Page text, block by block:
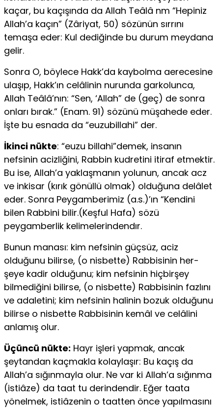
kaçar, bu kaçışında da Allah Teâlâ nm “Hepiniz
Allah’a kaçın” (Zâriyat, 50) sözünün sırrını
temaşa eder: Kul dediğinde bu durum meydana
gelir.
Sonra O, böylece Hakk’da kaybolma aerecesine
ulaşıp, Hakk’ın celâlinin nurunda garkolunca,
Allah Teâlâ’nın: “Sen, ‘Allah” de (geç) de sonra
onları bırak.” (Enam. 91) sözünü müşahede eder.
İşte bu esnada da “euzubillahi” der.
İkinci nükte: “euzu billahi”demek, insanın
nefsinin acizliğini, Rabbin kudretini itiraf etmektir.
Bu ise, Allah’a yaklaşmanın yolunun, ancak acz
ve inkisar (kırık gönüllü olmak) olduğuna delâlet
eder. Sonra Peygamberimiz (a.s.)’ın “Kendini
bilen Rabbini bilir.(Keşful Hafa) sözü
peygamberlik kelimelerindendır.
Bunun manası: kim nefsinin güçsüz, aciz
olduğunu bilirse, (o nisbette) Rabbisinin her-
şeye kadir olduğunu; kim nefsinin hiçbirşey
bilmediğini bilirse, (o nisbette) Rabbisinin fazlını
ve adaletini; kim nefsinin halinin bozuk olduğunu
bilirse o nisbette Rabbisinin kemâl ve celâlini
anlamış olur.
Üçüncü nükte: Hayr işleri yapmak, ancak
şeytandan kaçmakla kolaylaşır: Bu kaçış da
Allah’a sığınmayla olur. Ne var ki Allah’a sığınma
(istiâze) da taat tu derindendir. Eğer taata
yönelmek, istiâzenin o taatten önce yapılmasını